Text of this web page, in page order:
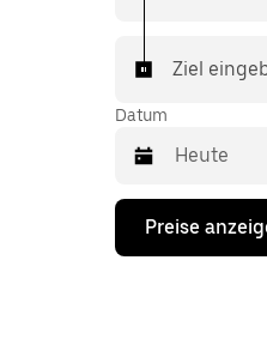
Ziel
Datum
Drücke
Nach-
Preise